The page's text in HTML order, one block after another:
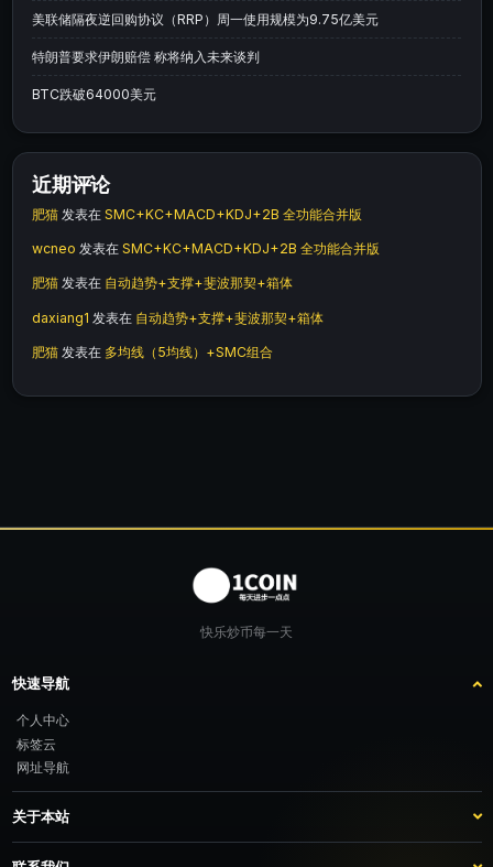
美联储隔夜逆回购协议（RRP）周一使用规模为9.75亿美元
特朗普要求伊朗赔偿 称将纳入未来谈判
BTC跌破64000美元
近期评论
肥猫 发表在 SMC+KC+MACD+KDJ+2B 全功能合并版
wcneo 发表在 SMC+KC+MACD+KDJ+2B 全功能合并版
肥猫 发表在 自动趋势+支撑+斐波那契+箱体
daxiang1 发表在 自动趋势+支撑+斐波那契+箱体
肥猫 发表在 多均线（5均线）+SMC组合
快乐炒币每一天
快速导航
个人中心
标签云
网址导航
关于本站
站点介绍